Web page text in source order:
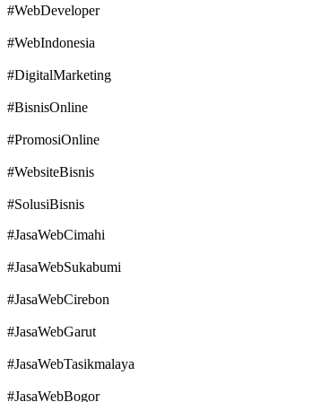
#WebDeveloper
#WebIndonesia
#DigitalMarketing
#BisnisOnline
#PromosiOnline
#WebsiteBisnis
#SolusiBisnis
#JasaWebCimahi
#JasaWebSukabumi
#JasaWebCirebon
#JasaWebGarut
#JasaWebTasikmalaya
#JasaWebBogor